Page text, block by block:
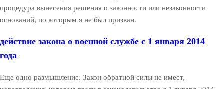
процедура вынесения решения о законности или незаконности
оснований, по которым я не был призван.
действие закона о военной службе с 1 января 2014
года
Еще одно размышление. Закон обратной силы не имеет,